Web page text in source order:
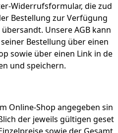
Widerrufsformular, die zud
Bestellung zur Verfügung
Unsere AGB kann
Bestellung über einen
sowie über einen Link in de
und speichern.
Online-Shop angegeben sin
der jeweils gültigen geset